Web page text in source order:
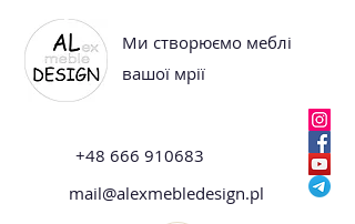
Ми створюємо меблі
вашої мрії
+48 666 910683
mail@alexmebledesign.pl